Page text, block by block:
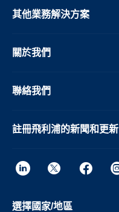
其他業務解決方案​
關於我們
聯絡我們
註冊飛利浦的新聞和更新
選擇國家/地區